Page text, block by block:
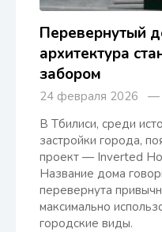
Перевернутый
архитектура
забором
24 февраля 2026 —
В Тбилиси, среди
застройки города,
проект — Inverted
Название дома
перевернута
максимально
городские виды.